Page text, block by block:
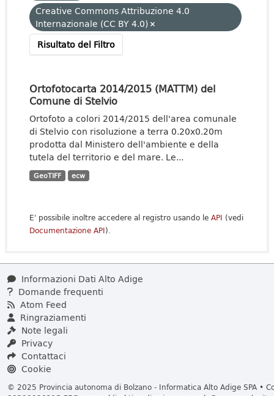
Creative Commons Attribuzione 4.0
Internazionale (CC BY 4.0)
Risultato del Filtro
Ortofotocarta 2014/2015 (MATTM) del
Comune di Stelvio
Ortofoto a colori 2014/2015 dell'area comunale
di Stelvio con risoluzione a terra 0.20x0.20m
prodotta dal Ministero dell'ambiente e della
tutela del territorio e del mare. Le...
GeoTIFF ecw
E' possibile inoltre accedere al registro usando le API (vedi
Documentazione API).
Informazioni Dati Alto Adige
Domande frequenti
Atom Feed
Ringraziamenti
Note legali
Privacy
Contattaci
Cookie
© 2025 Provincia autonoma di Bolzano - Informatica Alto Adige SPA •